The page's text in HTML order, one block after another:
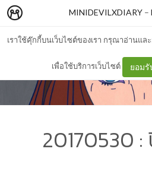
เราใช้คุ๊กกี้บนเว็บไซต์ของเรา กรุณาอ่านแล
เพื่อใช้บริการเว็บไซต์ ยอมรั
MINIDEVILXDIARY–
20170530